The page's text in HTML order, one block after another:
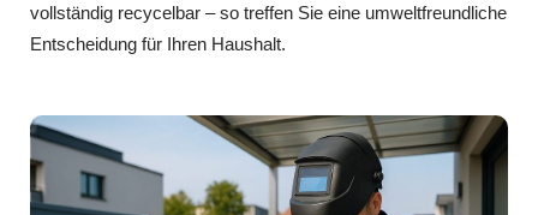
vollständig recycelbar – so treffen Sie eine umweltfreundliche
Entscheidung für Ihren Haushalt.